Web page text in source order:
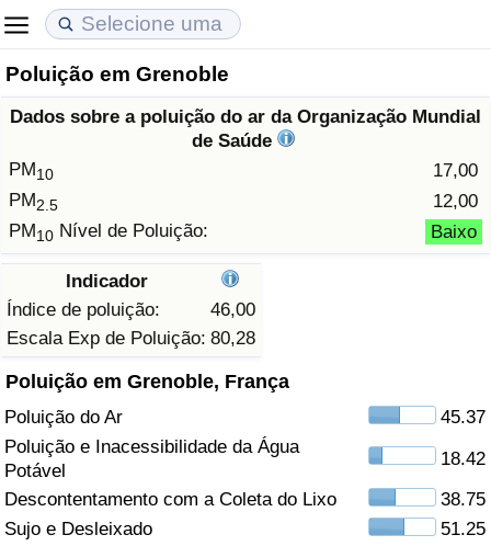
Poluição em Grenoble
Dados sobre a poluição do ar da Organização Mundial
de Saúde
PM10
17,00
PM2.5
12,00
PM10 Nível de Poluição: Baixo
Indicador
Índice de poluição:
46,00
Escala Exp de Poluição: 80,28
Poluição em Grenoble, França
Poluição do Ar
45.37
Poluição e Inacessibilidade da Água
Potável
18.42
Descontentamento com a Coleta do Lixo
38.75
Sujo e Desleixado
51.25
Custo de Vida
Indicador de Custo de Vida (Atual)
Indicador de Custo de Vida
em Aqaba
Preços de Imóveis
Indicador de Preços de Imóveis (Atual)
Indicador de Preços de Imóveis
Qualidade de Vida
Indicador de Qualidade de Vida
Indicador de Qualidade de Vida (Atual)
Crime
Taxa do Indicador de Crime (Atual)
Indicador de Crime
Índice de criminalidade por país
Saúde